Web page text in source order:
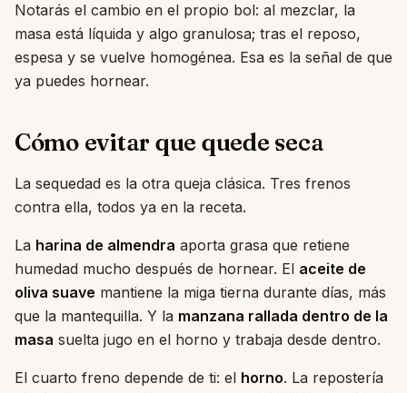
Notarás el cambio en el propio bol: al mezclar, la
masa está líquida y algo granulosa; tras el reposo,
espesa y se vuelve homogénea. Esa es la señal de que
ya puedes hornear.
Cómo evitar que quede seca
La sequedad es la otra queja clásica. Tres frenos
contra ella, todos ya en la receta.
La harina de almendra aporta grasa que retiene
humedad mucho después de hornear. El aceite de
oliva suave mantiene la miga tierna durante días, más
que la mantequilla. Y la manzana rallada dentro de la
masa suelta jugo en el horno y trabaja desde dentro.
El cuarto freno depende de ti: el horno. La repostería